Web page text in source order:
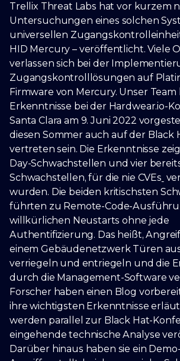
Trellix Threat Labs hat vor kurzem
Untersuchungen eines solchen
universellen
HID Mercury – veröffentlicht. Viele
verlassen sich bei der
Zugangskontrolllösungen auf
Firmware von Mercury. Unser Team
Erkenntnisse bei der Hardwear.io-
Santa Clara am 9. Juni 2022
diesen Sommer auch auf der Black
vertreten sein. Die Erkenntnisse
Day-Schwachstellen und vier
Schwachstellen, für die nie CVEs
wurden. Die beiden kritischsten
führten zu Remote-Code-
willkürlichen Neustarts ohne jede
Authentifizierung. Das heißt,
einem Gebäudenetzwerk Türen
verriegeln und entriegeln und die
durch die Management-Software
Forscher haben einen Blog
ihre wichtigsten Erkenntnisse
werden parallel zur Black Hat-
eingehende technische Analyse
Darüber hinaus haben sie ein